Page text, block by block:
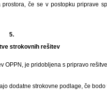
če se v postopku priprave
5.
strokovnih rešitev
OPPN, je pridobljena s pripravo
dodatne strokovne podlage, če